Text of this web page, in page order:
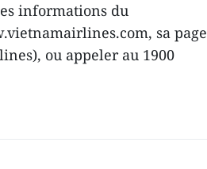
informations du
sa page
ou appeler au 1900